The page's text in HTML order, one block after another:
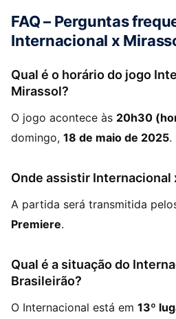
FAQ – Perguntas
Internacional x
Qual é o horário do jogo
Mirassol?
O jogo acontece às 20h30
domingo, 18 de maio de 2025.
Onde assistir Internacional
A partida será transmitida
Premiere.
Qual é a situação do
Brasileirão?
O Internacional está em 13º